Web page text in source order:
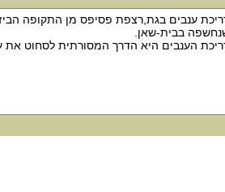
ענבים בגת,רצפת פסיפס מן התקופה
בבית-שאן.
הענבים היא הדרך המסורתית לסחוט את